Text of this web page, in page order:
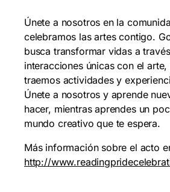
Únete a nosotros en la
celebramos las artes contigo.
busca transformar vidas a
interacciones únicas con el
traemos actividades y
Únete a nosotros y aprende
hacer, mientras aprendes un
mundo creativo que te espera.
Más información sobre el acto
http://